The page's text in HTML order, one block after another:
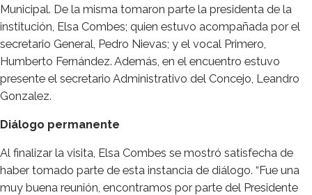
Municipal. De la misma tomaron parte la presidenta de la
institución, Elsa Combes; quien estuvo acompañada por el
secretario General, Pedro Nievas; y el vocal Primero,
Humberto Fernández. Además, en el encuentro estuvo
presente el secretario Administrativo del Concejo, Leandro
Gonzalez.
Diálogo permanente
Al finalizar la visita, Elsa Combes se mostró satisfecha de
haber tomado parte de esta instancia de diálogo. “Fue una
muy buena reunión, encontramos por parte del Presidente